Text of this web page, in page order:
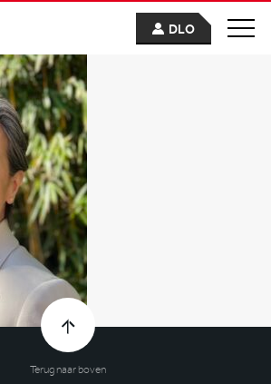
DLO
Terug naar boven